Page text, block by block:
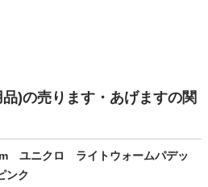
)の売ります・あげますの関
ユニクロ ライトウォームパデッ
ンク